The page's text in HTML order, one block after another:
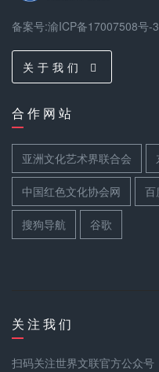
备案号:渝ICP备17007508号-3
关 于 我 们
合 作 网 站
亚洲文化艺术界联合会
中国红色文化协会网 百
搜狗导航 谷歌
关 注 我 们
扫码关注世界文联官方公众号